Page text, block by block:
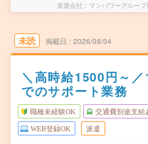
派遣会社 マンパワーグルー
未読 掲載日 2026/08/04
＼高時給1500円～
でのサポート業務
職種未経験OK 交通費別途支給
WEB登録OK 派遣